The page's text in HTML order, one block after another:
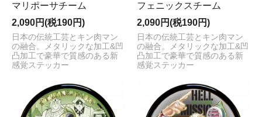
マリポーサチーム
2,090円(税190円)
日本の伝統工芸とキン肉マン
の融合。メタリックな加工&凹
凸加工で豪華で質感のある新
感覚ステッカー
フェニックスチーム
2,090円(税190円)
日本の伝統工芸とキン肉マン
の融合。メタリックな加工&凹
凸加工で豪華で質感のある新
感覚ステッカー